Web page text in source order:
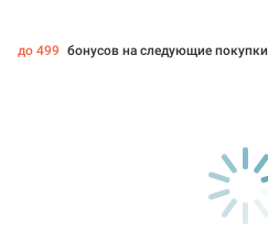
до 499 бонусов на следующие покупки